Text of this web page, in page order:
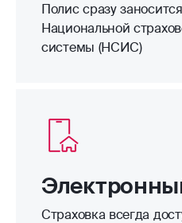
Полис сразу
Национальной
системы (НСИС)
Страховка всегда